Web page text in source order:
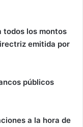
todos los montos
emitida por
públicos
a la hora de